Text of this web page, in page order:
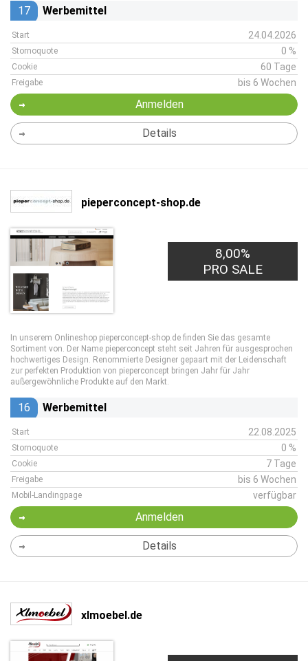
17 Werbemittel
Start 24.04.2026
Stornoquote 0 %
Cookie 60 Tage
Freigabe bis 6 Wochen
Anmelden
Details
pieperconcept-shop.de
8,00%
PRO SALE
In unserem Onlineshop pieperconcept-shop.de finden Sie das gesamte
Sortiment von. Der Name pieperconcept steht seit Jahren für ausgesprochen
hochwertiges Design. Renommierte Designer gepaart mit der Leidenschaft
zur perfekten Produktion von pieperconcept bringen Jahr für Jahr
außergewöhnliche Produkte auf den Markt.
16 Werbemittel
Start 22.08.2025
Stornoquote 0 %
Cookie 7 Tage
Freigabe bis 6 Wochen
Mobil-Landingpage verfügbar
Anmelden
Details
xlmoebel.de